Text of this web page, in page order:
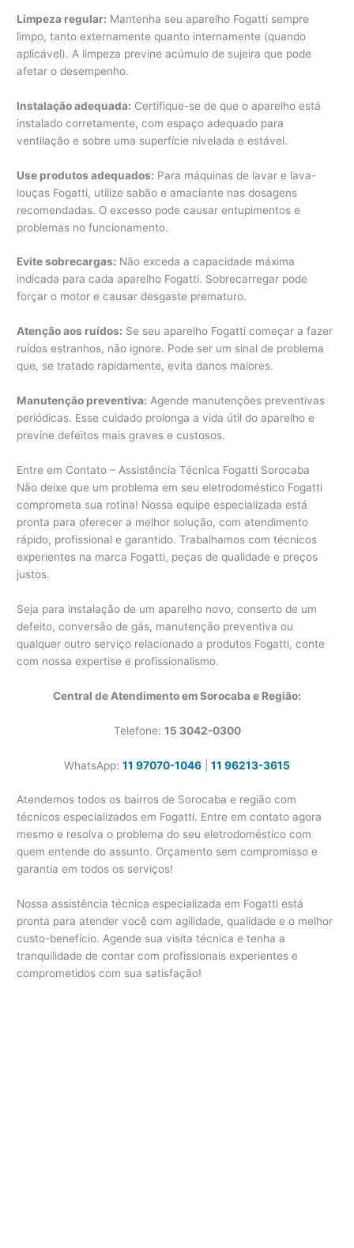
Limpeza regular: Mantenha seu aparelho Fogatti sempre
limpo, tanto externamente quanto internamente (quando
aplicável). A limpeza previne acúmulo de sujeira que pode
afetar o desempenho.
Instalação adequada: Certifique-se de que o aparelho está
instalado corretamente, com espaço adequado para
ventilação e sobre uma superfície nivelada e estável.
Use produtos adequados: Para máquinas de lavar e lava-
louças Fogatti, utilize sabão e amaciante nas dosagens
recomendadas. O excesso pode causar entupimentos e
problemas no funcionamento.
Evite sobrecargas: Não exceda a capacidade máxima
indicada para cada aparelho Fogatti. Sobrecarregar pode
forçar o motor e causar desgaste prematuro.
Atenção aos ruídos: Se seu aparelho Fogatti começar a fazer
ruídos estranhos, não ignore. Pode ser um sinal de problema
que, se tratado rapidamente, evita danos maiores.
Manutenção preventiva: Agende manutenções preventivas
periódicas. Esse cuidado prolonga a vida útil do aparelho e
previne defeitos mais graves e custosos.
Entre em Contato – Assistência Técnica Fogatti Sorocaba
Não deixe que um problema em seu eletrodoméstico Fogatti
comprometa sua rotina! Nossa equipe especializada está
pronta para oferecer a melhor solução, com atendimento
rápido, profissional e garantido. Trabalhamos com técnicos
experientes na marca Fogatti, peças de qualidade e preços
justos.
Seja para instalação de um aparelho novo, conserto de um
defeito, conversão de gás, manutenção preventiva ou
qualquer outro serviço relacionado a produtos Fogatti, conte
com nossa expertise e profissionalismo.
Central de Atendimento em Sorocaba e Região:
Telefone: 15 3042-0300
WhatsApp: 11 97070-1046 11 96213-3615
Atendemos todos os bairros de Sorocaba e região com
técnicos especializados em Fogatti. Entre em contato agora
mesmo e resolva o problema do seu eletrodoméstico com
quem entende do assunto. Orçamento sem compromisso e
garantia em todos os serviços!
Nossa assistência técnica especializada em Fogatti está
pronta para atender você com agilidade, qualidade e o melhor
custo-benefício. Agende sua visita técnica e tenha a
tranquilidade de contar com profissionais experientes e
comprometidos com sua satisfação!